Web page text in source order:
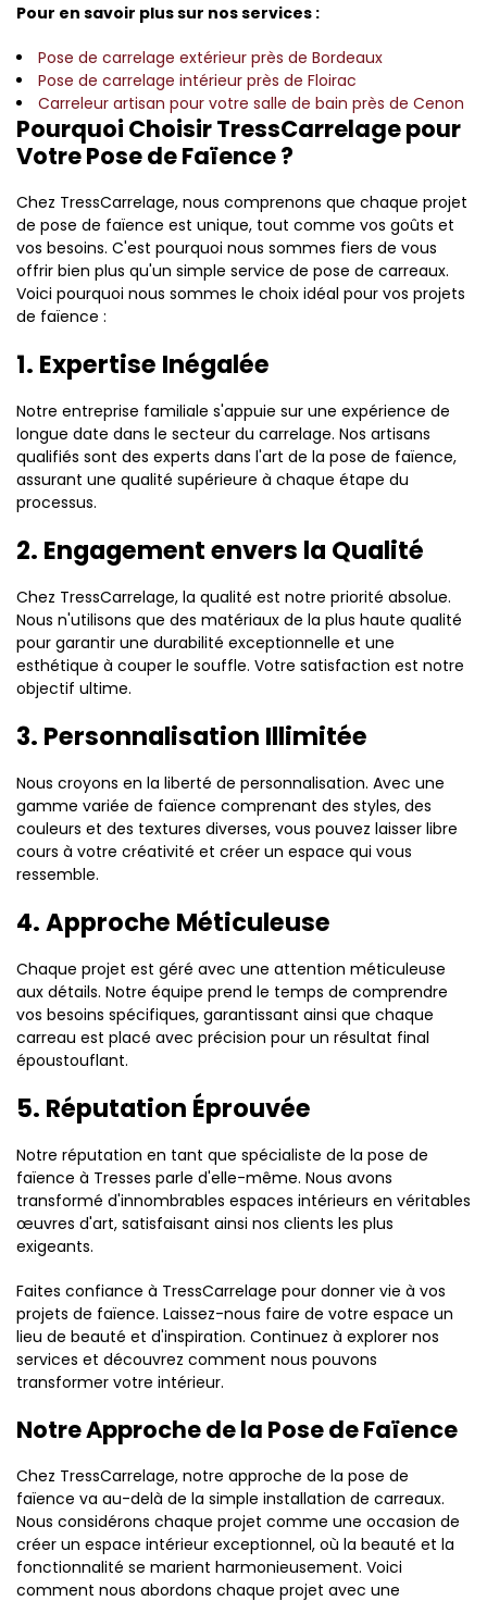
Pour en savoir plus sur nos services :
Pose de carrelage extérieur près de Bordeaux
Pose de carrelage intérieur près de Floirac
Carreleur artisan pour votre salle de bain près de Cenon
Pourquoi Choisir TressCarrelage pour
Votre Pose de Faïence ?
Chez TressCarrelage, nous comprenons que chaque projet
de pose de faïence est unique, tout comme vos goûts et
vos besoins. C'est pourquoi nous sommes fiers de vous
offrir bien plus qu'un simple service de pose de carreaux.
Voici pourquoi nous sommes le choix idéal pour vos projets
de faïence :
1. Expertise Inégalée
Notre entreprise familiale s'appuie sur une expérience de
longue date dans le secteur du carrelage. Nos artisans
qualifiés sont des experts dans l'art de la pose de faïence,
assurant une qualité supérieure à chaque étape du
processus.
2. Engagement envers la Qualité
Chez TressCarrelage, la qualité est notre priorité absolue.
Nous n'utilisons que des matériaux de la plus haute qualité
pour garantir une durabilité exceptionnelle et une
esthétique à couper le souffle. Votre satisfaction est notre
objectif ultime.
3. Personnalisation Illimitée
Nous croyons en la liberté de personnalisation. Avec une
gamme variée de faïence comprenant des styles, des
couleurs et des textures diverses, vous pouvez laisser libre
cours à votre créativité et créer un espace qui vous
ressemble.
4. Approche Méticuleuse
Chaque projet est géré avec une attention méticuleuse
aux détails. Notre équipe prend le temps de comprendre
vos besoins spécifiques, garantissant ainsi que chaque
carreau est placé avec précision pour un résultat final
époustouflant.
5. Réputation Éprouvée
Notre réputation en tant que spécialiste de la pose de
faïence à Tresses parle d'elle-même. Nous avons
transformé d'innombrables espaces intérieurs en véritables
œuvres d'art, satisfaisant ainsi nos clients les plus
exigeants.
Faites confiance à TressCarrelage pour donner vie à vos
projets de faïence. Laissez-nous faire de votre espace un
lieu de beauté et d'inspiration. Continuez à explorer nos
services et découvrez comment nous pouvons
transformer votre intérieur.
Notre Approche de la Pose de Faïence
Chez TressCarrelage, notre approche de la pose de
faïence va au-delà de la simple installation de carreaux.
Nous considérons chaque projet comme une occasion de
créer un espace intérieur exceptionnel, où la beauté et la
fonctionnalité se marient harmonieusement. Voici
comment nous abordons chaque projet avec une